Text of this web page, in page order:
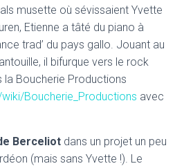
musette où sévissaient Yvette
Etienne a tâté du piano à
trad’ du pays gallo. Jouant au
il bifurque vers le rock
la Boucherie Productions
Boucherie_Productions avec
Berceliot dans un projet un peu
(mais sans Yvette !). Le